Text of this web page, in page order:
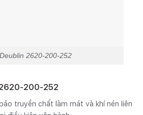
2620‑200‑252
2620-200-252
truyền chất làm mát và khí nén liên